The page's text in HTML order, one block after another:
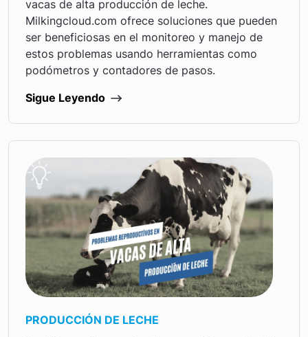
vacas de alta producción de leche.
Milkingcloud.com ofrece soluciones que pueden
ser beneficiosas en el monitoreo y manejo de
estos problemas usando herramientas como
podómetros y contadores de pasos.
Sigue Leyendo
PRODUCCIÓN DE LECHE